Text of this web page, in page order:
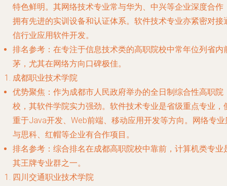
特色鲜明。其网络技术专业常与华为、中兴等企业深度合作
拥有先进的实训设备和认证体系。软件技术专业亦紧密对接
信行业应用软件开发。
排名参考 ：在专注于信息技术类的高职院校中常年位列省内
茅，尤其在网络方向口碑极佳。
成都职业技术学院
优势聚焦 ：作为成都市人民政府举办的全日制综合性高职院
校，其软件学院实力强劲。软件技术专业是省级重点专业，
重于Java开发、Web前端、移动应用开发等方向。网络专业
与思科、红帽等企业有合作项目。
排名参考 ：综合排名在成都高职院校中靠前，计算机类专业
其王牌专业群之一。
四川交通职业技术学院